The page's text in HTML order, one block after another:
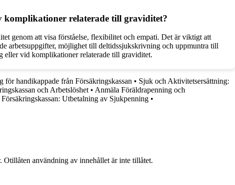
komplikationer relaterade till graviditet?
genom att visa förståelse, flexibilitet och empati. Det är viktigt att
arbetsuppgifter, möjlighet till deltidssjukskrivning och uppmuntra till
eller vid komplikationer relaterade till graviditet.
för handikappade från Försäkringskassan • Sjuk och Aktivitetsersättning:
och Arbetslöshet • Anmäla Föräldrapenning och
Försäkringskassan: Utbetalning av Sjukpenning •
användning av innehållet är inte tillåtet.